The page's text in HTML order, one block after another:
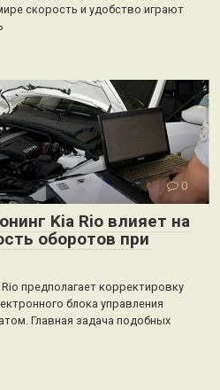
скорость и удобство играют
0
Kia Rio влияет на
оборотов при
предполагает корректировку
блока управления
Главная задача подобных